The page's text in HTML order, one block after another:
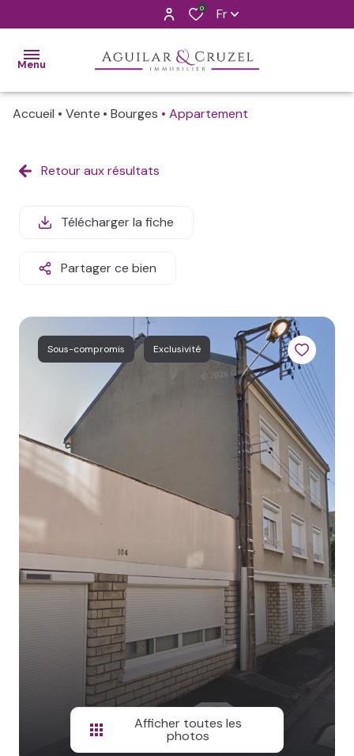
0 Fr
Menu
VENTES
MAIL
ESTIMATION
NOS
LOCAL
PRO
Accueil Vente Bourges Appartement
Retour aux résultats
Télécharger la fiche
Partager ce bien
Sous-compromis Exclusivité
Afficher toutes les
photos